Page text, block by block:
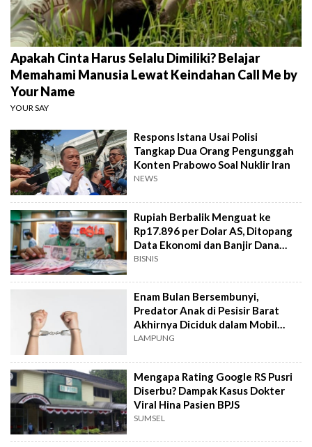
Apakah Cinta Harus Selalu Dimiliki? Belajar
Memahami Manusia Lewat Keindahan Call Me by
Your Name
YOUR SAY
Respons Istana Usai Polisi
Tangkap Dua Orang Pengunggah
Konten Prabowo Soal Nuklir Iran
NEWS
Rupiah Berbalik Menguat ke
Rp17.896 per Dolar AS, Ditopang
Data Ekonomi dan Banjir Dana
Asing
BISNIS
Enam Bulan Bersembunyi,
Predator Anak di Pesisir Barat
Akhirnya Diciduk dalam Mobil
Travel
LAMPUNG
Mengapa Rating Google RS Pusri
Diserbu? Dampak Kasus Dokter
Viral Hina Pasien BPJS
SUMSEL